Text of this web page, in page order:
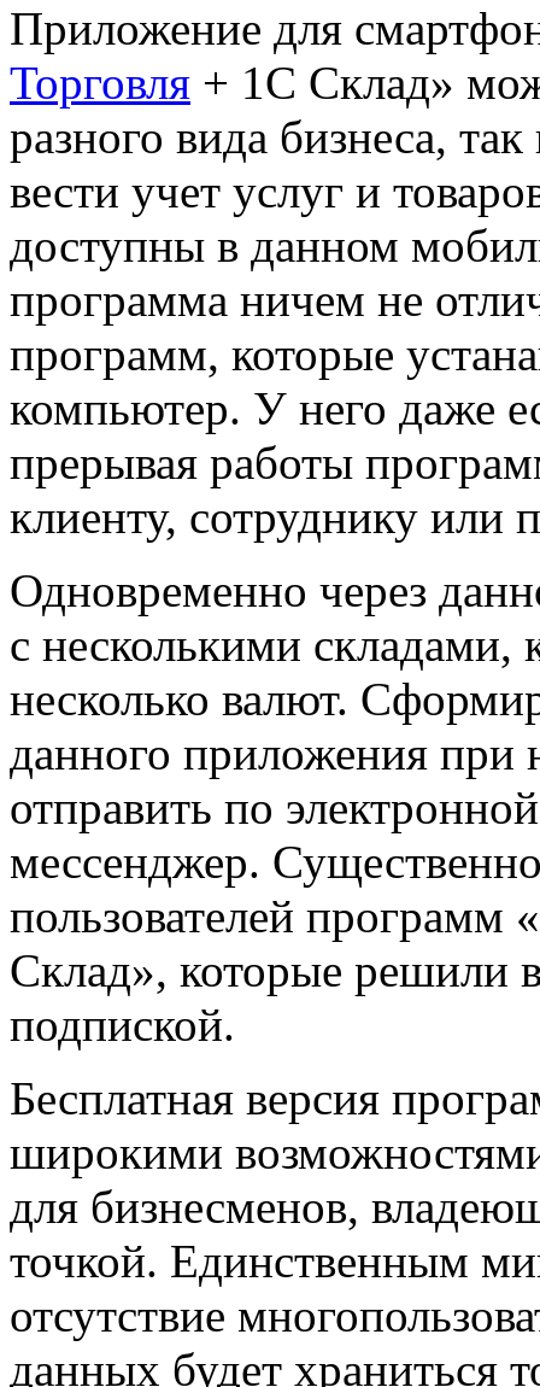
Приложение для
Торговля + 1C Склад»
разного вида бизнеса,
вести учет услуг и
доступны в данном
программа ничем не
программ, которые
компьютер. У него даже
прерывая работы
клиенту, сотруднику или
Одновременно через
с несколькими складами,
несколько валют.
данного приложения
отправить по
мессенджер.
пользователей программ
Склад», которые решили
подпиской.
Бесплатная версия
широкими
для бизнесменов,
точкой. Единственным
отсутствие
данных будет храниться